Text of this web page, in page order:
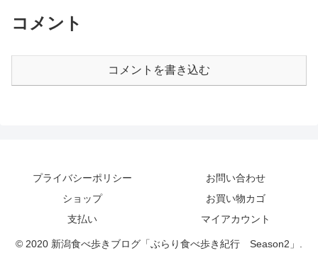
コメント
コメントを書き込む
プライバシーポリシー
お問い合わせ
ショップ
お買い物カゴ
支払い
マイアカウント
© 2020 新潟食べ歩きブログ「ぶらり食べ歩き紀行 Season2」.